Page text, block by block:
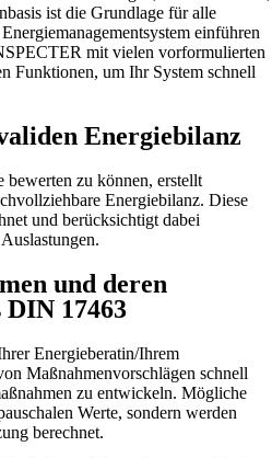
ist die Grundlage für alle
einführen
mit vielen vorformulierten
Funktionen, um Ihr System schnell
Energiebilanz
zu können, erstellt
Energiebilanz. Diese
und berücksichtigt dabei
und deren
17463
Energieberatin/Ihrem
Maßnahmenvorschlägen schnell
zu entwickeln. Mögliche
Werte, sondern werden
berechnet.